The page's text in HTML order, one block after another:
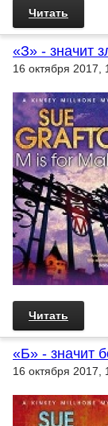
Читать
«З» - значит
16 октября 2017,
Читать
«Б» - значит
16 октября 2017,